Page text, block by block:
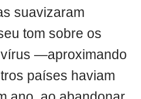
suavizaram
tom sobre os
—aproximando
países haviam